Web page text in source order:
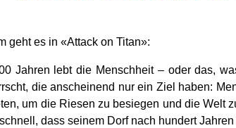
geht es in «Attack on Titan»:
Jahren lebt die Menschheit – oder das,
die anscheinend nur ein Ziel haben:
um die Riesen zu besiegen und die Welt
dass seinem Dorf nach hundert